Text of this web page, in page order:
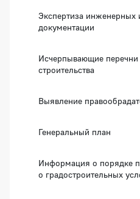
Экспертиза инженерных
документации
Исчерпывающие
строительства
Выявление
Генеральный план
Информация о порядке
о градостроительных